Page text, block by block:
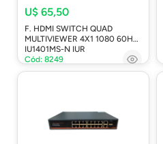
U$ 65,50
F. HDMI SWITCH QUAD
MULTIVIEWER 4X1 1080 60HZ
IU1401MS-N IUR
Cód: 8249